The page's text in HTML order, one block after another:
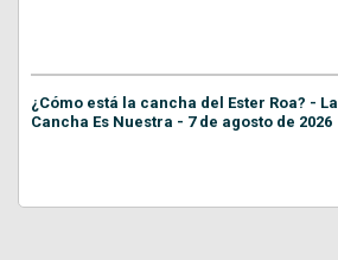
¿Cómo está la cancha del Ester Roa? - La
Cancha Es Nuestra - 7 de agosto de 2026